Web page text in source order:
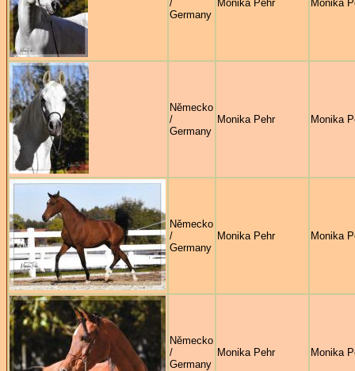
/
Germany
Monika Pehr Monika
Německo
/
Germany
Monika Pehr Monika
Německo
/
Germany
Monika Pehr Monika
Německo
/
Germany
Monika Pehr Monika